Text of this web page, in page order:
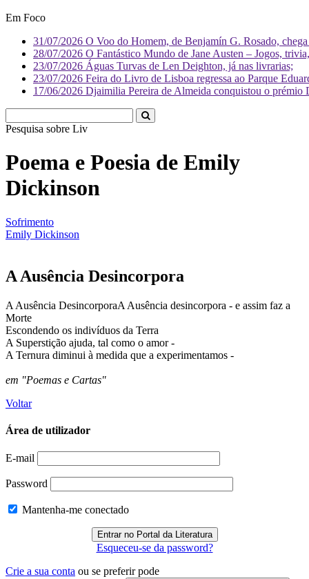
Em Foco
31/07/2026 O Voo do Homem, de Benjamín G. Rosado,
28/07/2026 O Fantástico Mundo de Jane Austen – Jogos,
23/07/2026 Águas Turvas de Len Deighton, já nas livrarias;
23/07/2026 Feira do Livro de Lisboa regressa ao Parque
17/06/2026 Djaimilia Pereira de Almeida conquistou o
Pesquisa sobre Literatura
Poema e Poesia de Emily
Dickinson
Sofrimento
Emily Dickinson
A Ausência Desincorpora
A Ausência DesincorporaA Ausência desincorpora - e assim faz a
Morte
Escondendo os indivíduos da Terra
A Superstição ajuda, tal como o amor -
A Ternura diminui à medida que a experimentamos -
em "Poemas e Cartas"
Voltar
Área de utilizador
E-mail
Password
Mantenha-me conectado
Esqueceu-se da password?
Crie a sua conta ou se preferir pode